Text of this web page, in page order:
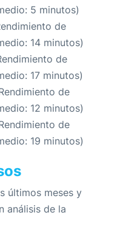
5 minutos)
de
14 minutos)
de
17 minutos)
de
12 minutos)
de
19 minutos)
últimos meses y
análisis de la